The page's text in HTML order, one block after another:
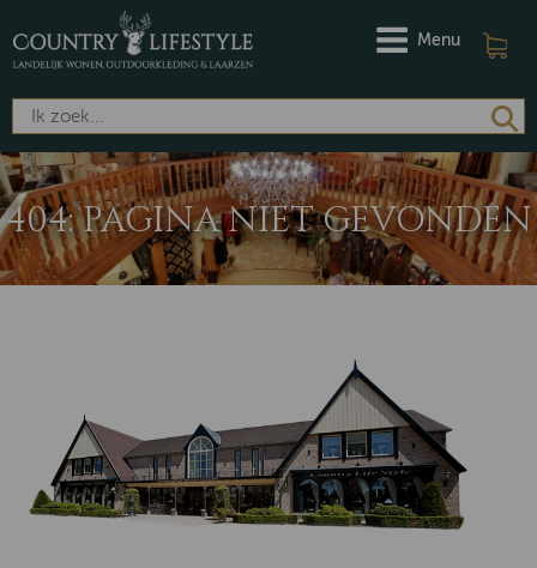
Menu
404: PAGINA NIET GEVONDEN